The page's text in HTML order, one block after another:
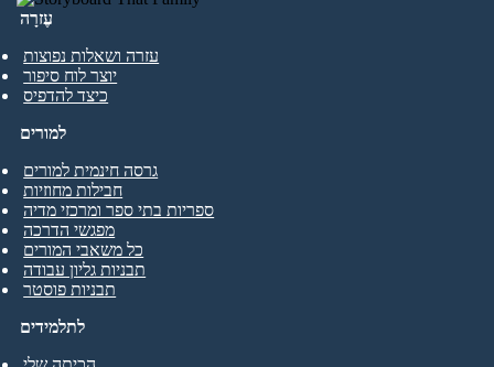
עֶזרָה
עזרה ושאלות נפוצות
יוצר לוח סיפור
כיצד להדפיס
לתלמידים
למורים
גרסה חינמית למורים
חבילות מחוזיות
ספריות בתי ספר ומרכזי מדיה
מפגשי הדרכה
כל משאבי המורים
תבניות גליון עבודה
תבניות פוסטר